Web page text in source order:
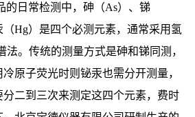
的日常检测中，砷（As）、锑
（Hg）是四个必测元素，通常采用氢
法。传统的测量方式是砷和锑同测，
原子荧光时则铋汞也需分开测量，
分二到三次来测定这四个元素，费时